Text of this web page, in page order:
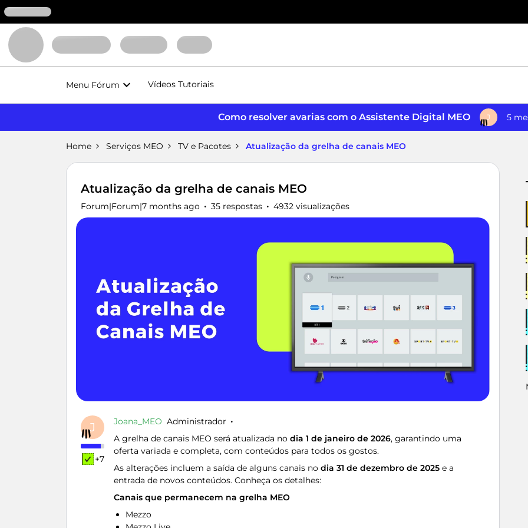
Menu Fórum Vídeos Tutoriais
Como resolver avarias com o Assistente Digital MEO J 5
Home Serviços MEO TV e Pacotes Atualização da grelha de canais MEO
Atualização da grelha de canais MEO
Forum|Forum|7 months ago 35 respostas 4932 visualizações
J
+7
Joana_MEO Administrador
A grelha de canais MEO será atualizada no dia 1 de janeiro de 2026, garantindo uma
oferta variada e completa, com conteúdos para todos os gostos.
As alterações incluem a saída de alguns canais no dia 31 de dezembro de 2025 e a
entrada de novos conteúdos. Conheça os detalhes:
Canais que permanecem na grelha MEO
Mezzo